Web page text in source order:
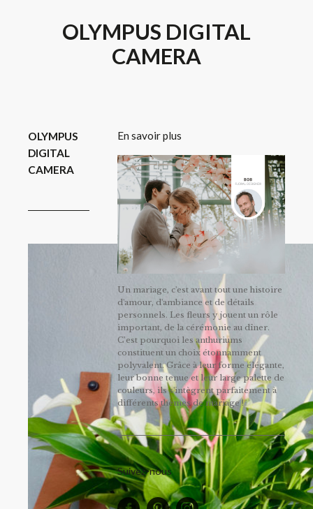
OLYMPUS DIGITAL
CAMERA
OLYMPUS
DIGITAL
CAMERA
En savoir plus
Un mariage, c'est avant tout une histoire
d'amour, d'ambiance et de détails
personnels. Les fleurs y jouent un rôle
important, de la cérémonie au dîner.
C’est pourquoi les anthuriums
constituent un choix étonnamment
polyvalent. Grâce à leur forme élégante,
leur bonne tenue et leur large palette de
couleurs, ils s'intègrent parfaitement à
différents thèmes de mariage !
Suivez-nous